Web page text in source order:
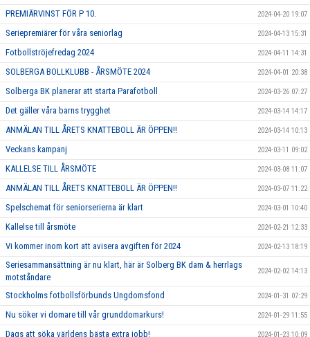
PREMIÄRVINST FÖR P 10. 2024-04-20 19:07
Seriepremiärer för våra seniorlag 2024-04-13 15:31
Fotbollströjefredag 2024 2024-04-11 14:31
SOLBERGA BOLLKLUBB - ÅRSMÖTE 2024 2024-04-01 20:38
Solberga BK planerar att starta Parafotboll 2024-03-26 07:27
Det gäller våra barns trygghet 2024-03-14 14:17
ANMÄLAN TILL ÅRETS KNATTEBOLL ÄR ÖPPEN!! 2024-03-14 10:13
Veckans kampanj 2024-03-11 09:02
KALLELSE TILL ÅRSMÖTE 2024-03-08 11:07
ANMÄLAN TILL ÅRETS KNATTEBOLL ÄR ÖPPEN!! 2024-03-07 11:22
Spelschemat för seniorserierna är klart 2024-03-01 10:40
Kallelse till årsmöte 2024-02-21 12:33
Vi kommer inom kort att avisera avgiften för 2024 2024-02-13 18:19
Seriesammansättning är nu klart, här är Solberg BK dam & herrlags
motståndare
2024-02-02 14:13
Stockholms fotbollsförbunds Ungdomsfond 2024-01-31 07:29
Nu söker vi domare till vår grunddomarkurs! 2024-01-29 11:55
Dags att söka världens bästa extra jobb! 2024-01-23 10:09